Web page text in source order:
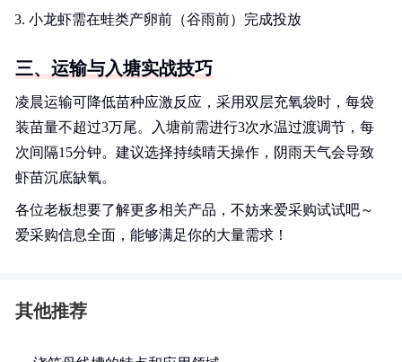
小龙虾需在蛙类产卵前（谷雨前）完成投放
三、运输与入塘实战技巧
凌晨运输可降低苗种应激反应，采用双层充氧袋时，每袋
装苗量不超过3万尾。入塘前需进行3次水温过渡调节，每
次间隔15分钟。建议选择持续晴天操作，阴雨天气会导致
虾苗沉底缺氧。
各位老板想要了解更多相关产品，不妨来爱采购试试吧～
爱采购信息全面，能够满足你的大量需求！
其他推荐